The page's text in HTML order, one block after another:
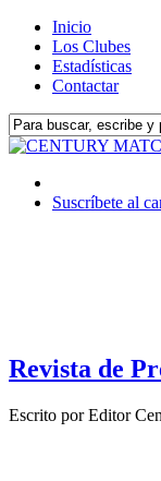
Inicio
Los Clubes
Estadísticas
Contactar
Suscríbete al
Revista de
Escrito porEditor